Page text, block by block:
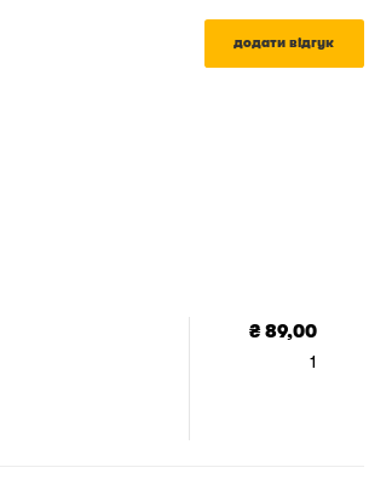
додати відгук
₴ 89,00
1